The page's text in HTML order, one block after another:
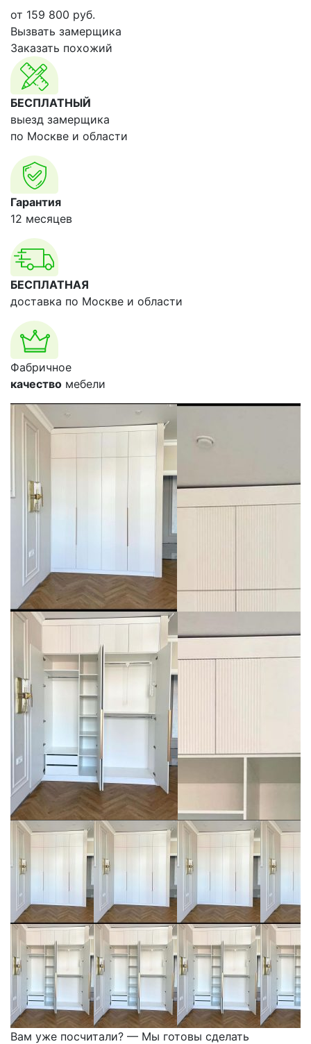
от 159 800 руб.
Вызвать замерщика
Заказать похожий
БЕСПЛАТНЫЙ
выезд замерщика
по Москве и области
Гарантия
12 месяцев
БЕСПЛАТНАЯ
доставка по Москве и области
Фабричное
качество мебели
Вам уже посчитали? — Мы готовы сделать